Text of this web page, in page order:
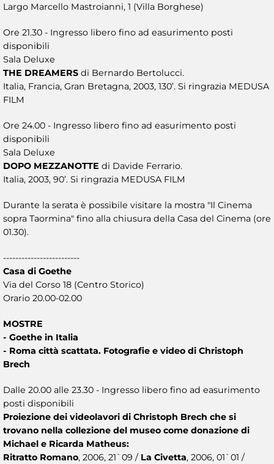
Largo Marcello Mastroianni, 1 (Villa Borghese)
Ore 21.30 - Ingresso libero fino ad easurimento posti
disponibili
Sala Deluxe
THE DREAMERS di Bernardo Bertolucci.
Italia, Francia, Gran Bretagna, 2003, 130’. Si ringrazia MEDUSA
FILM
Ore 24.00 - Ingresso libero fino ad easurimento posti
disponibili
Sala Deluxe
DOPO MEZZANOTTE di Davide Ferrario.
Italia, 2003, 90’. Si ringrazia MEDUSA FILM
Durante la serata è possibile visitare la mostra "Il Cinema
sopra Taormina" fino alla chiusura della Casa del Cinema (ore
01.30).
-------------------------
Casa di Goethe
Via del Corso 18 (Centro Storico)
Orario 20.00-02.00
MOSTRE
- Goethe in Italia
- Roma città scattata. Fotografie e video di Christoph
Brech
Dalle 20.00 alle 23.30 - Ingresso libero fino ad easurimento
posti disponibili
Proiezione dei videolavori di Christoph Brech che si
trovano nella collezione del museo come donazione di
Michael e Ricarda Matheus:
Ritratto Romano, 2006, 21`09 / La Civetta, 2006, 01`01 /